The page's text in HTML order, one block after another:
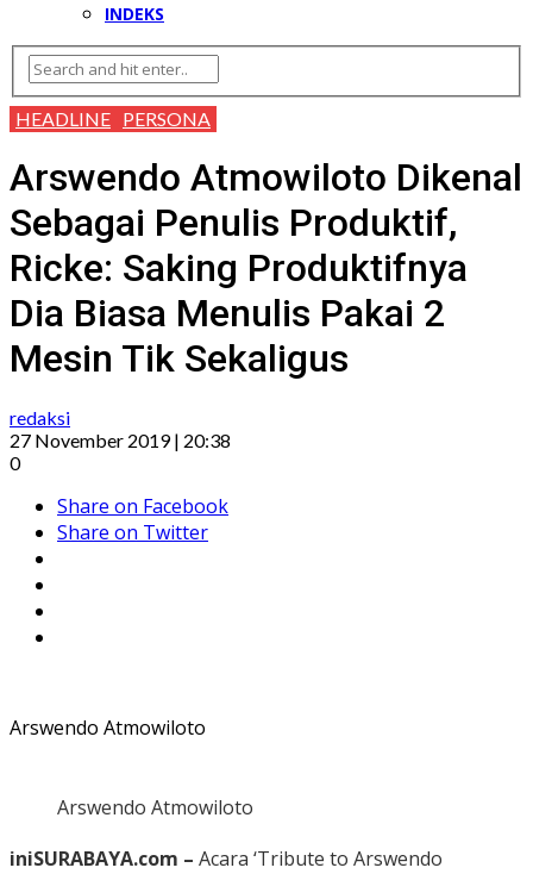
INDEKS
HEADLINE PERSONA
Arswendo Atmowiloto Dikenal
Sebagai Penulis Produktif,
Ricke: Saking Produktifnya
Dia Biasa Menulis Pakai 2
Mesin Tik Sekaligus
redaksi
27 November 2019 | 20:38
0
Share on Facebook
Share on Twitter
Arswendo Atmowiloto
Arswendo Atmowiloto
iniSURABAYA.com – Acara ‘Tribute to Arswendo